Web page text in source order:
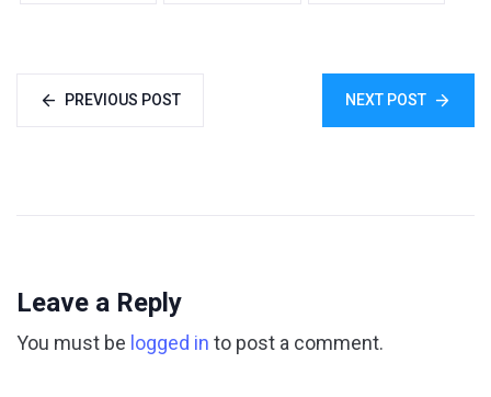
PREVIOUS POST NEXT POST
Leave a Reply
You must be logged in to post a comment.